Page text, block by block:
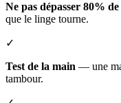
Ne pas dépasser 80%
que le linge tourne.
✓
Test de la main — une
tambour.